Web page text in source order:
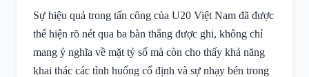
Sự hiệu quả trong tấn công của U20 Việt Nam đã được
thể hiện rõ nét qua ba bàn thắng được ghi, không chỉ
mang ý nghĩa về mặt tỷ số mà còn cho thấy khả năng
khai thác các tình huống cố định và sự nhạy bén trong